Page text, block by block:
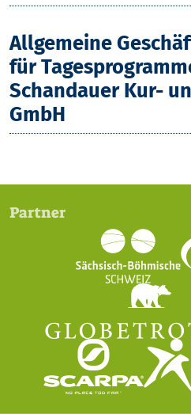
Allgemeine
für
Schandauer Kur-
GmbH
Partner